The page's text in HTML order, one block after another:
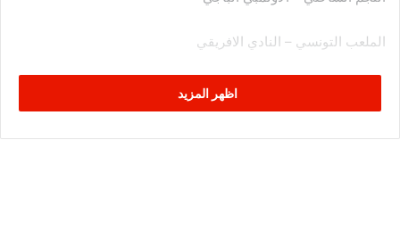
الملعب التونسي – النادي الافريقي
شبيبة القيروان – اتحاد تطاويناظهر المزيد